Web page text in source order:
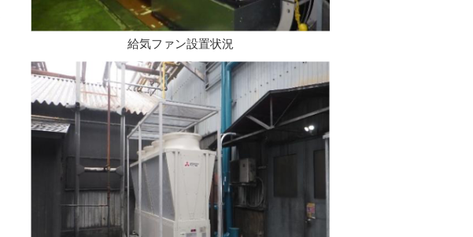
給気ファン設置状況